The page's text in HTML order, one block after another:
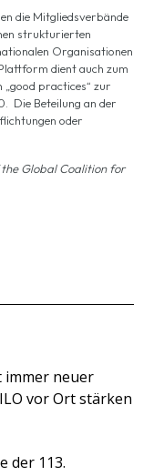
die Mitgliedsverbände
strukturierten
Organisationen
dient auch zum
practices“ zur
Die Beteilung an der
oder
Global Coalition for
immer neuer
vor Ort stärken
der 113.